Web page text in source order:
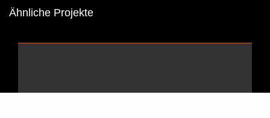
Ähnliche Projekte